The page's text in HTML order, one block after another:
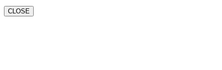
CLOSE